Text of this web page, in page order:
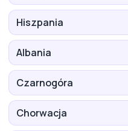
Hiszpania
Albania
Czarnogóra
Chorwacja